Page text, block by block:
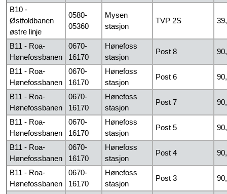
B10 -
Østfoldbanen
østre linje
0580-
05360
Mysen
stasjon
TVP 2S
B11 - Roa-
Hønefossbanen
0670-
16170
Hønefoss
stasjon
Post 8
B11 - Roa-
Hønefossbanen
0670-
16170
Hønefoss
stasjon
Post 6
B11 - Roa-
Hønefossbanen
0670-
16170
Hønefoss
stasjon
Post 7
B11 - Roa-
Hønefossbanen
0670-
16170
Hønefoss
stasjon
Post 5
B11 - Roa-
Hønefossbanen
0670-
16170
Hønefoss
stasjon
Post 4
B11 - Roa-
Hønefossbanen
0670-
16170
Hønefoss
stasjon
Post 3